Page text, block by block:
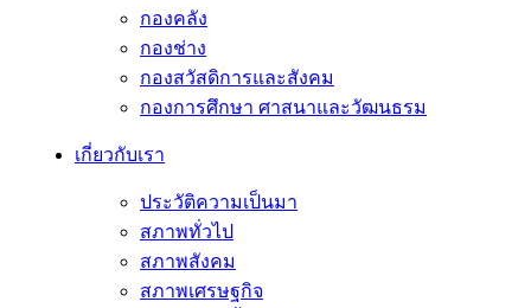
กองคลัง
กองช่าง
กองสวัสดิการและสังคม
กองการศึกษา ศาสนาและวัฒนธรม
เกี่ยวกับเรา
ประวัติความเป็นมา
สภาพทั่วไป
สภาพสังคม
สภาพเศรษฐกิจ